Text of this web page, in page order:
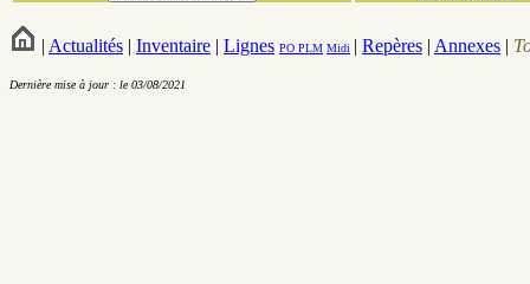
| Actualités | Inventaire | Lignes PO PLM Midi | Repères | Annexes |
Dernière mise à jour : le 03/08/2021